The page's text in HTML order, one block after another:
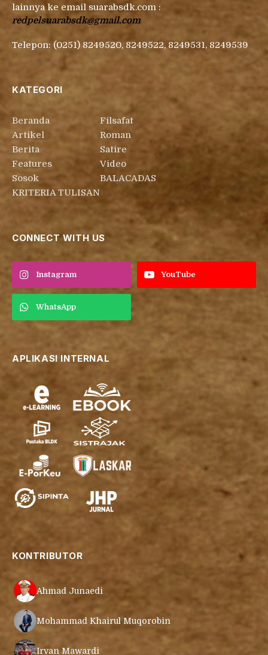
lainnya ke email suarabsdk.com :
redpelsuarabsdk@gmail.com
Telepon: (0251) 8249520, 8249522, 8249531, 8249539
KATEGORI
Beranda
Artikel
Berita
Features
Sosok
KRITERIA TULISAN
Filsafat
Roman
Satire
Video
BALACADAS
CONNECT WITH US
Instagram YouTube
WhatsApp
APLIKASI INTERNAL
KONTRIBUTOR
Ahmad Junaedi
Mohammad Khairul Muqorobin
Irvan Mawardi